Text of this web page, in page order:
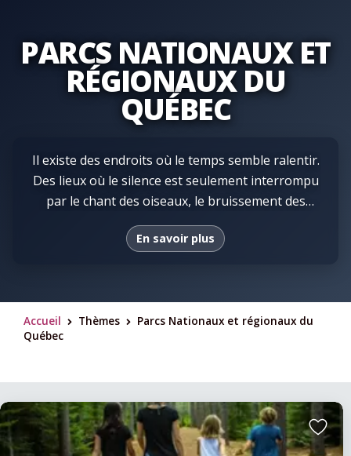
PARCS NATIONAUX ET
RÉGIONAUX DU
QUÉBEC
Il existe des endroits où le temps semble ralentir.
Des lieux où le silence est seulement interrompu
par le chant des oiseaux, le bruissement des
feuilles ou le clapotis de l’eau sur le rivage. Les
parcs nationaux et les parcs régionaux offrent
et renouer avec la nature. Partout au Québec, ces
vastes territoires protégés permettent de
découvrir certains des paysages les plus
majestueuses, montagnes impressionnantes,
lacs cristallins, rivières sauvages, falaises
vertigineuses et milieux naturels préservés
composent des décors qui invitent autant à
En savoir plus
Accueil > Thèmes >
Parcs Nationaux et régionaux du
Québec
Ajouter
aux